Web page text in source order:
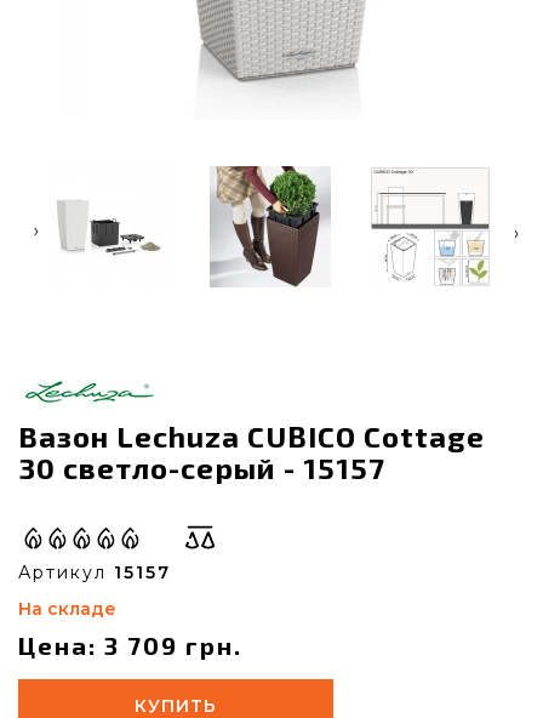
‹ ›
Вазон Lechuza CUBICO Cottage
30 светло-серый - 15157
Артикул 15157
На складе
Цена: 3 709 грн.
КУПИТЬ